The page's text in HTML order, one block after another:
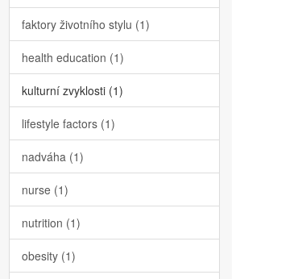
faktory životního stylu (1)
health education (1)
kulturní zvyklosti (1)
lifestyle factors (1)
nadváha (1)
nurse (1)
nutrition (1)
obesity (1)